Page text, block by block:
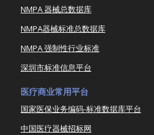
NMPA 器械总数据库
NMPA器械标准总数据库
NMPA 强制性行业标准
深圳市标准信息平台
医疗商业常用平台
国家医保业务编码-标准数据库平台
中国医疗器械招标网